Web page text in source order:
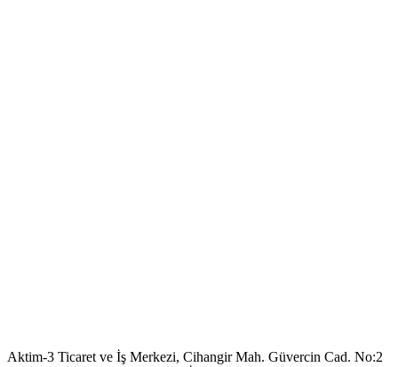
Aktim-3 Ticaret ve İş Merkezi, Cihangir Mah. Güvercin Cad. No:2